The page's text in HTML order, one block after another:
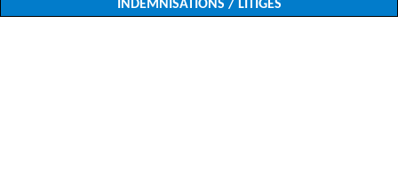
INDEMNISATIONS / LITIGES